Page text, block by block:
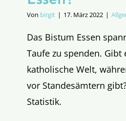
Von birgit | 17. März 2022 |
Das Bistum Essen
Taufe zu spenden.
katholische Welt,
vor Standesämtern
Statistik.